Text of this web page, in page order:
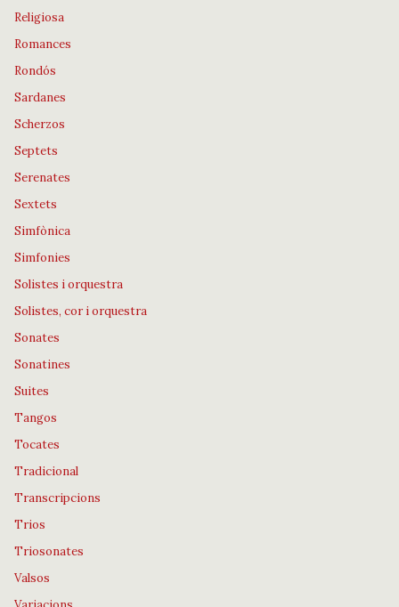
Religiosa
Romances
Rondós
Sardanes
Scherzos
Septets
Serenates
Sextets
Simfònica
Simfonies
Solistes i orquestra
Solistes, cor i orquestra
Sonates
Sonatines
Suites
Tangos
Tocates
Tradicional
Transcripcions
Trios
Triosonates
Valsos